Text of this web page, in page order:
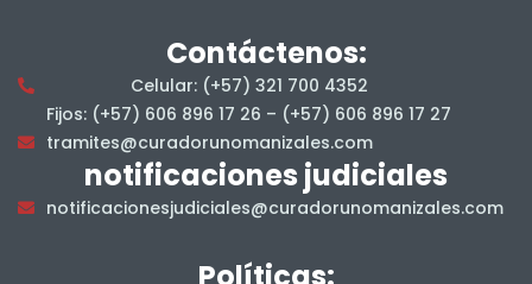
Contáctenos:
Celular: (+57) 321 700 4352
Fijos: (+57) 606 896 17 26 – (+57) 606 896 17 27
tramites@curadorunomanizales.com
notificaciones judiciales
notificacionesjudiciales@curadorunomanizales.com